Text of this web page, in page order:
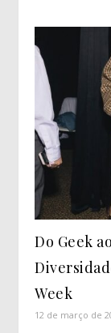
Do Geek
Week
12 de março de